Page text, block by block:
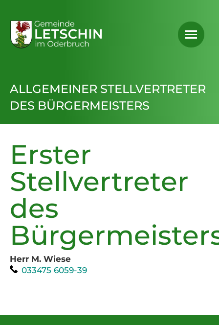
ALLGEMEINER STELLVERTRETER
DES BÜRGERMEISTERS
Erster
Stellvertreter
des
Herr M. Wiese
Telefon:
033475 6059-39